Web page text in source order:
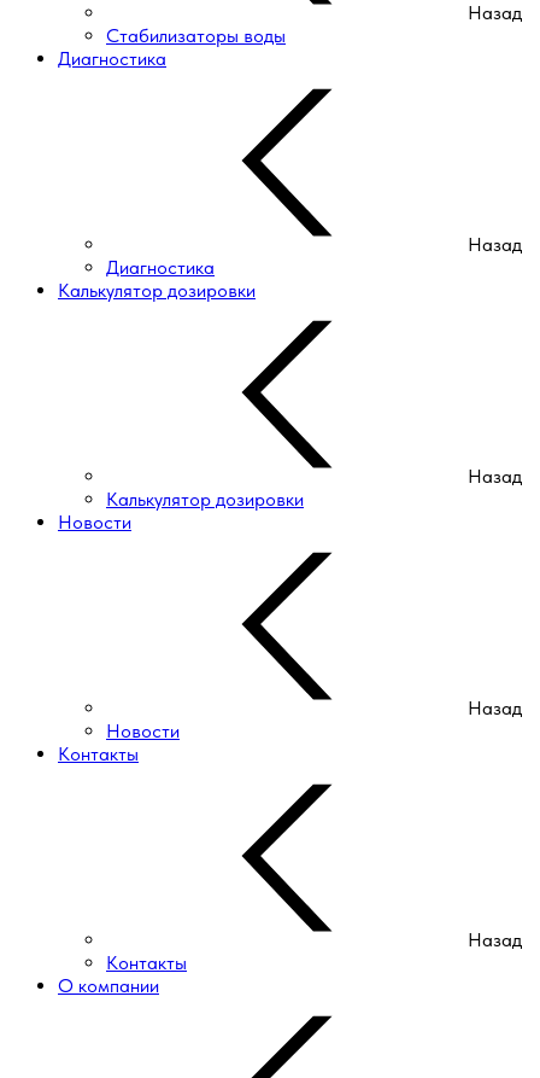
Назад
Стабилизаторы воды
Диагностика
Назад
Диагностика
Калькулятор дозировки
Назад
Калькулятор дозировки
Новости
Назад
Новости
Контакты
Назад
Контакты
О компании